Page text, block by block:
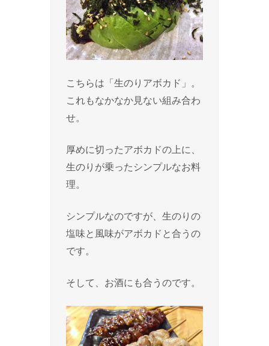
こちらは「生のりアボカド」。
これもなかなか見ない組み合わ
せ。
厚めに切ったアボカドの上に、
生のりが乗ったシンプルなお料
理。
シンプルなのですが、生のりの
塩味と風味がアボカドと合うの
です。
そして、お酒にも合うのです。